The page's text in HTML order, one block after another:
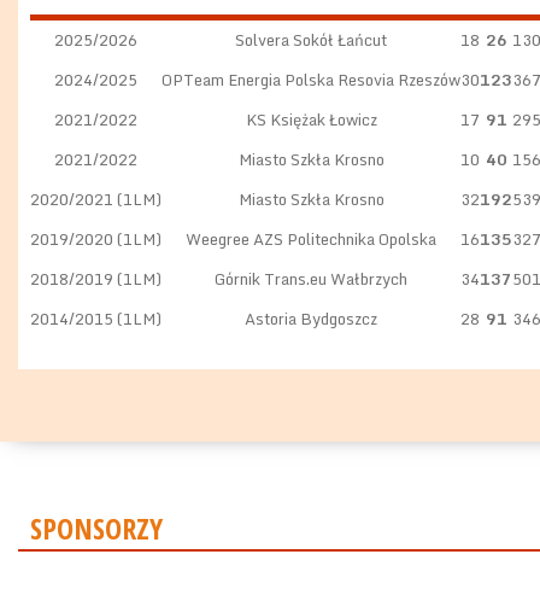
2025/2026 Solvera Sokół Łańcut 18 26
2024/2025
OPTeam Energia Polska Resovia Rzeszów30123
2021/2022
KS Księżak Łowicz 17 91
2021/2022
Miasto Szkła Krosno 10 40
2020/2021 (1LM)
Miasto Szkła Krosno 32192
2019/2020 (1LM)
Weegree AZS Politechnika Opolska 16135
2018/2019 (1LM)
Górnik Trans.eu Wałbrzych 34137
2014/2015 (1LM)
Astoria Bydgoszcz 28 91
SPONSORZY